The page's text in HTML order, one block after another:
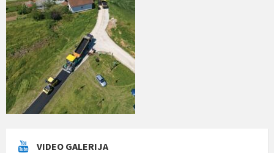
VIDEO GALERIJA